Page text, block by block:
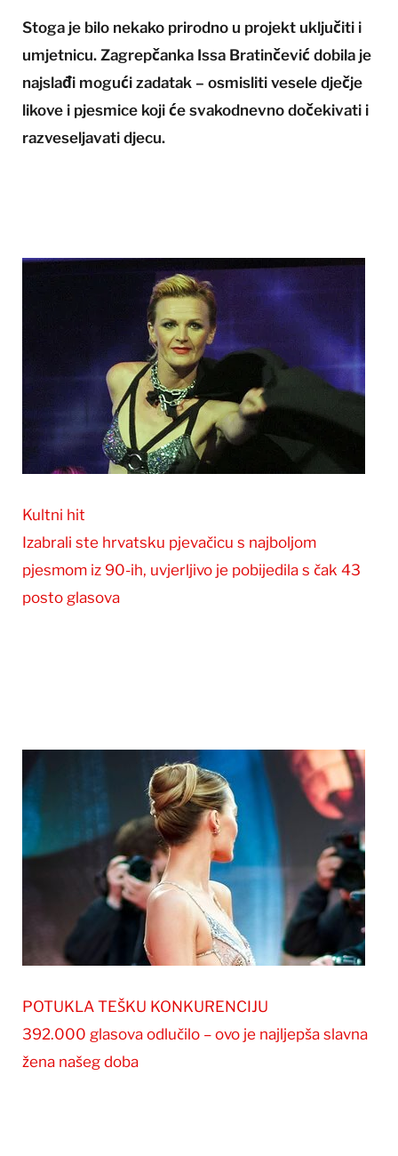
Stoga je bilo nekako prirodno u projekt uključiti i
umjetnicu. Zagrepčanka Issa Bratinčević dobila je
najslađi mogući zadatak – osmisliti vesele dječje
likove i pjesmice koji će svakodnevno dočekivati i
razveseljavati djecu.
Kultni hit
Izabrali ste hrvatsku pjevačicu s najboljom
pjesmom iz 90-ih, uvjerljivo je pobijedila s čak 43
posto glasova
POTUKLA TEŠKU KONKURENCIJU
392.000 glasova odlučilo – ovo je najljepša slavna
žena našeg doba